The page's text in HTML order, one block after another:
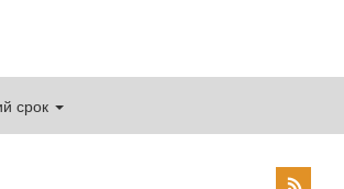
срок